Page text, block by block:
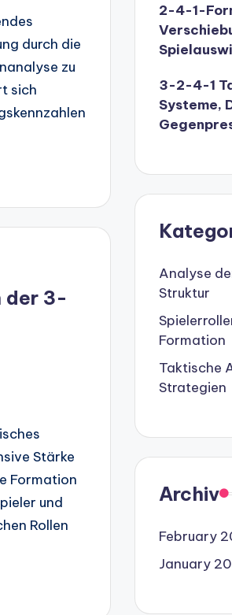
durch die
zu
sich
der 3-
Stärke
Formation
und
Rollen
2-4-1-
3-2-4-1
Systeme,
Analyse
Struktur
Formation
Taktische
Strategien
Archiv
February
January